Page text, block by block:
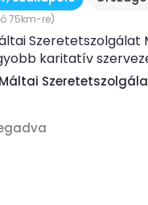
75km-re)
Szeretetszolgálat
karitatív
százezer...